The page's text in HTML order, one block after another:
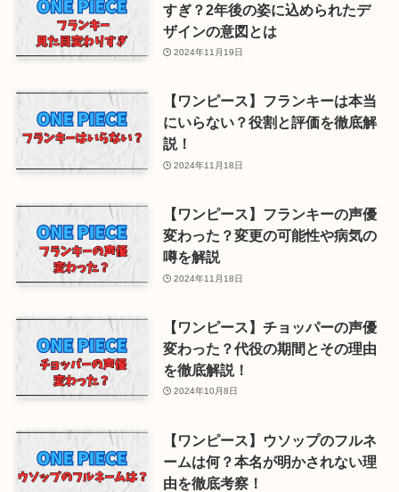
すぎ？2年後の姿に込められたデ
ザインの意図とは
2024年11月19日
【ワンピース】フランキーは本当
にいらない？役割と評価を徹底解
説！
2024年11月18日
【ワンピース】フランキーの声優
変わった？変更の可能性や病気の
噂を解説
2024年11月18日
【ワンピース】チョッパーの声優
変わった？代役の期間とその理由
を徹底解説！
2024年10月8日
【ワンピース】ウソップのフルネ
ームは何？本名が明かされない理
由を徹底考察！